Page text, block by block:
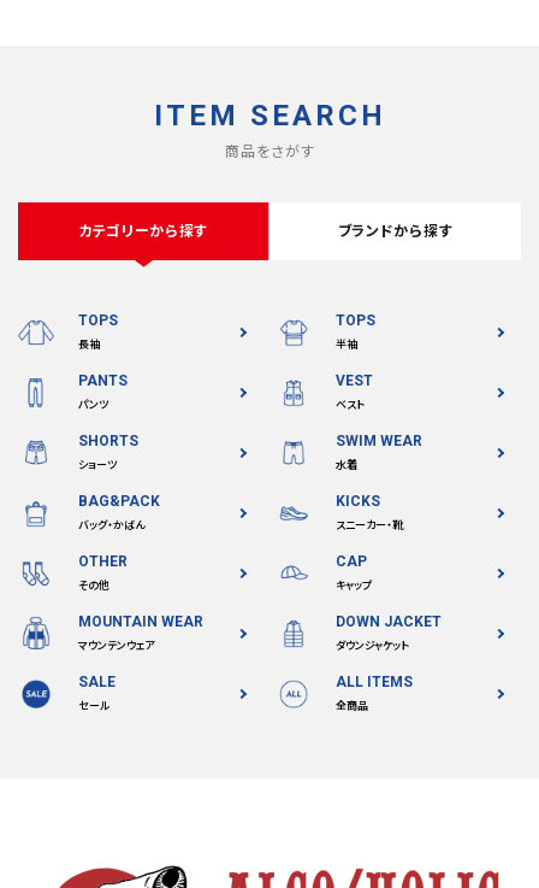
ITEM SEARCH
商品をさがす
カテゴリーから探す ブランドから探す
TOPS
長袖
TOPS
半袖
PANTS
パンツ
VEST
ベスト
SHORTS
ショーツ
SWIM WEAR
水着
BAG&PACK
バッグ・かばん
KICKS
スニーカー・靴
OTHER
その他
CAP
キャップ
MOUNTAIN WEAR
マウンテンウェア
DOWN JACKET
ダウンジャケット
SALE
セール
ALL ITEMS
全商品